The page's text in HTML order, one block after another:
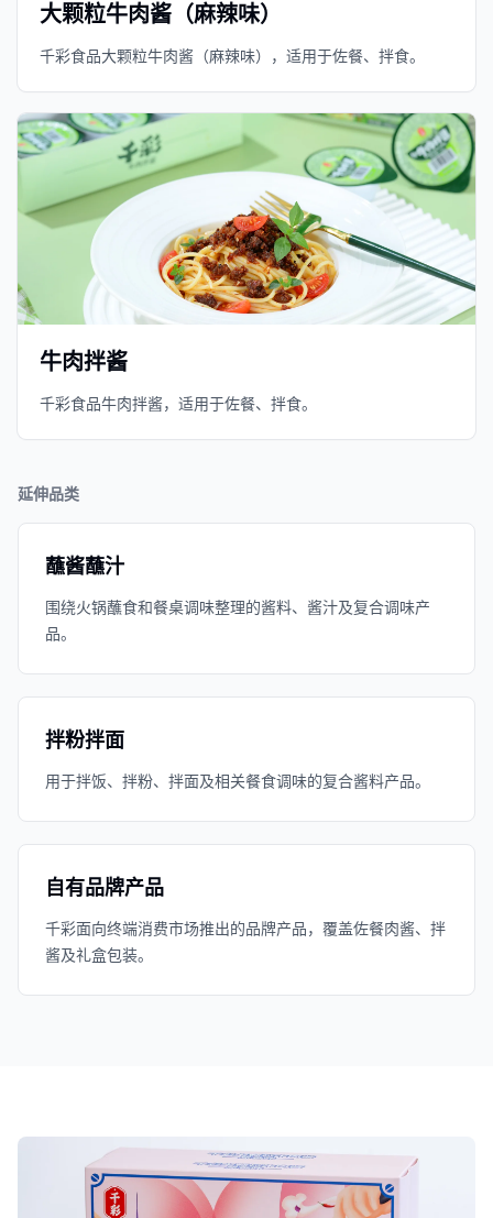
大颗粒牛肉酱（麻辣味）
千彩食品大颗粒牛肉酱（麻辣味），适用于佐餐、拌食。
牛肉拌酱
千彩食品牛肉拌酱，适用于佐餐、拌食。
延伸品类
蘸酱蘸汁
围绕火锅蘸食和餐桌调味整理的酱料、酱汁及复合调味产
品。
拌粉拌面
用于拌饭、拌粉、拌面及相关餐食调味的复合酱料产品。
自有品牌产品
千彩面向终端消费市场推出的品牌产品，覆盖佐餐肉酱、拌
酱及礼盒包装。